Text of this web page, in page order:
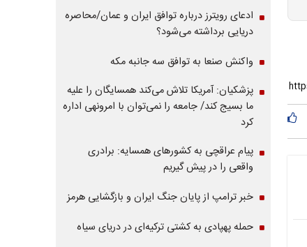
ادعای رویترز درباره توافق ایران و عمان/محاصره
دریایی برداشته می‌شود؟
واکنش صنعا به توافق سه جانبه مکه
پزشکیان: آمریکا تلاش می‌کند همسایگان را علیه
ما بسیج کند/ جامعه را نمی‌توان با امرونهی اداره
کرد
پیام عراقچی به کشورهای همسایه: برادری
واقعی را در پیش گیریم
خبر ترامپ از پایان جنگ ایران و بازگشایی هرمز
حمله پهپادی به کشتی ترکیه‌ای در دریای سیاه